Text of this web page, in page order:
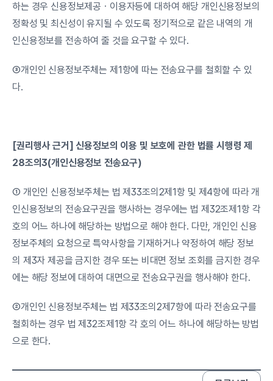
하는 경우 신용정보제공ㆍ이용자등에 대하여 해당 개인신용정보의
정확성 및 최신성이 유지될 수 있도록 정기적으로 같은 내역의 개
인신용정보를 전송하여 줄 것을 요구할 수 있다.
③개인인 신용정보주체는 제1항에 따는 전송요구를 철회할 수 있
다.
[권리행사 근거] 신용정보의 이용 및 보호에 관한 법률 시행령 제
28조의3(개인신용정보 전송요구)
① 개인인 신용정보주체는 법 제33조의2제1항 및 제4항에 따라 개
인신용정보의 전송요구권을 행사하는 경우에는 법 제32조제1항 각
호의 어느 하나에 해당하는 방법으로 해야 한다. 다만, 개인인 신용
정보주체의 요청으로 특약사항을 기재하거나 약정하여 해당 정보
의 제3자 제공을 금지한 경우 또는 비대면 정보 조회를 금지한 경우
에는 해당 정보에 대하여 대면으로 전송요구권을 행사해야 한다.
②개인인 신용정보주체는 법 제33조의2제7항에 따라 전송요구를
철회하는 경우 법 제32조제1항 각 호의 어느 하나에 해당하는 방법
으로 한다.